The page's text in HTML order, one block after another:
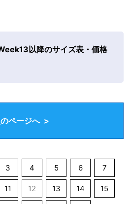
以降のサイズ表・価格
ページへ >
3 4 5 6 7
11 12 13 14 15